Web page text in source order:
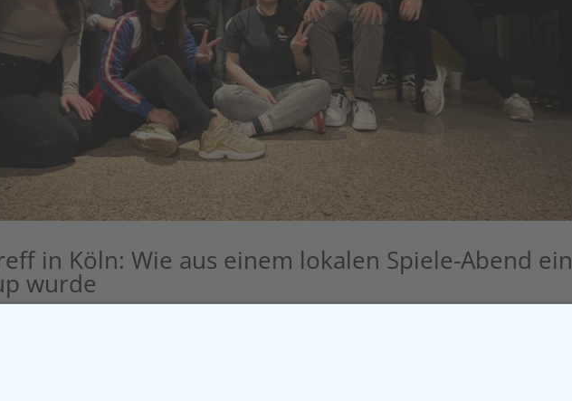
in Köln: Wie aus einem lokalen Spiele-Abend ein
wurde
sich ganze 14 Halo-Halos aus Köln, Bonn, Troisdorf, Mönchen-Gladbach,